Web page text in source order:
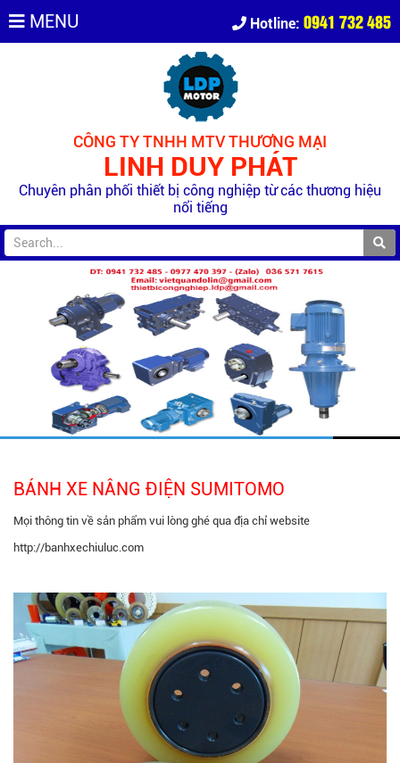
MENU Hotline: 0941 732 485
CÔNG TY TNHH MTV THƯƠNG MẠI
LINH DUY PHÁT
Chuyên phân phối thiết bị công nghiệp từ các thương hiệu
nổi tiếng
BÁNH XE NÂNG ĐIỆN SUMITOMO
Mọi thông tin về sản phẩm vui lòng ghé qua địa chỉ website
http://banhxechiuluc.com